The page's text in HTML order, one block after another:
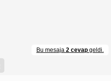
Bu mesaja 2 cevap geldi.